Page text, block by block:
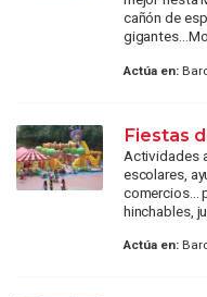
cañón de
Actúa en:
Fiestas
Actividades
escolares,
comercios...
hinchables,
Actúa en: